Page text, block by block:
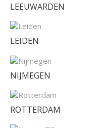
LEEUWARDEN
LEIDEN
NIJMEGEN
ROTTERDAM